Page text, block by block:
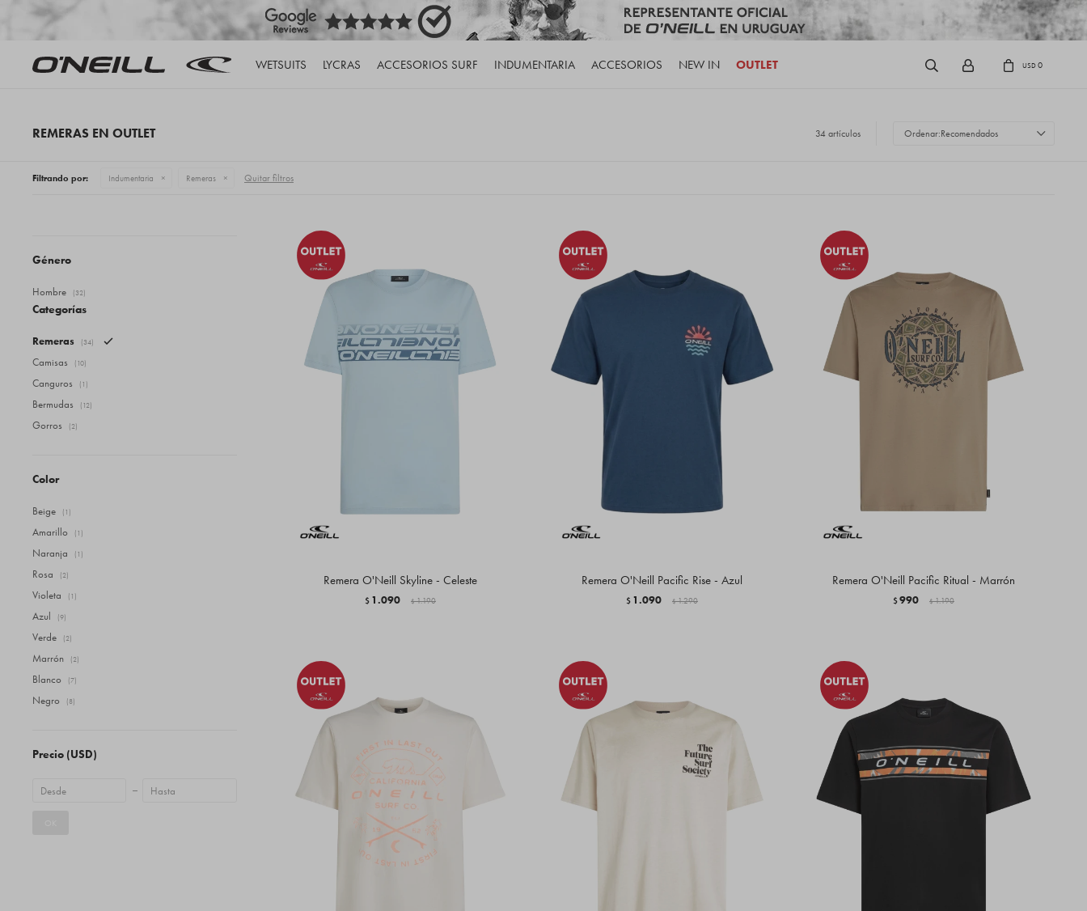
WETSUITS LYCRAS ACCESORIOS SURF INDUMENTARIA ACCESORIOS NEW IN OUTLET USD0
REMERAS EN OUTLET 34 artículos Recomendados
Filtrando por: Indumentaria Remeras Quitar filtros
Remera O'Neill Skyline - Celeste
$ 1.090 $ 1.190
Remera O'Neill Pacific Rise - Azul
$ 1.090 $ 1.290
Remera O'Neill Pacific Ritual - Marrón
$990 $ 1.190
Categorías
Remeras (34)
Camisas (10)
Canguros (1)
Bermudas (12)
Gorros (2)
Precio (USD)
Color
Beige (1)
Amarillo (1)
Naranja (1)
Rosa (2)
Violeta (1)
Azul (9)
Verde (2)
Marrón (2)
Blanco (7)
Negro (8)
Género
Hombre (32)